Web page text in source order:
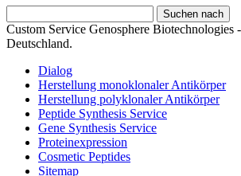
Custom Service Genosphere Biotechnologies
Deutschland.
Dialog
Herstellung monoklonaler Antikörper
Herstellung polyklonaler Antikörper
Peptide Synthesis Service
Gene Synthesis Service
Proteinexpression
Cosmetic Peptides
Sitemap